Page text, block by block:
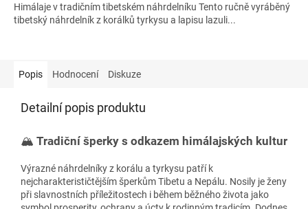
Himálaje v tradičním tibetském náhrdelníku Tento ručně vyráběný
tibetský náhrdelník z korálků tyrkysu a lapisu lazuli...
Popis Hodnocení Diskuze
Detailní popis produktu
🏔️ Tradiční šperky s odkazem himálajských kultur
Výrazné náhrdelníky z korálu a tyrkysu patří k
nejcharakterističtějším šperkům Tibetu a Nepálu. Nosily je ženy
při slavnostních příležitostech i během běžného života jako